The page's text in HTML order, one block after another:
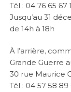
Tél : 04 76 65 67
Jusqu’au 31
de 14h à 18h
À l’arrière,
Grande Guerre
30 rue Maurice
Tél : 04 57 58 89